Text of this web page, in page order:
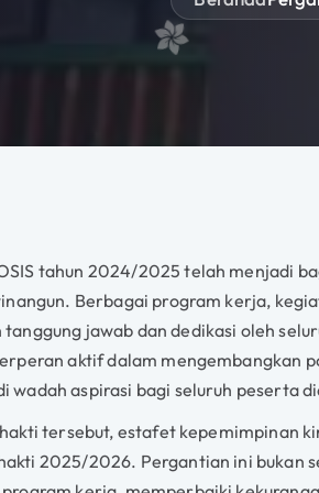
tahun 2024/2025 telah menjadi
Berbagai program kerja,
jawab dan dedikasi oleh
aktif dalam mengembangkan
wadah aspirasi bagi seluruh peserta
tersebut, estafet kepemimpinan
2025/2026. Pergantian ini bukan